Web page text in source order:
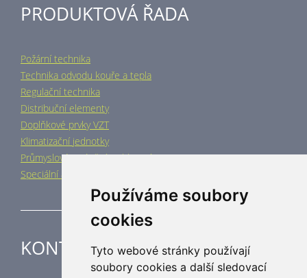
Používáme soubory
cookies
Tyto webové stránky používají
soubory cookies a další sledovací
PRODUKTOVÁ ŘADA
Požární technika
Technika odvodu kouře a tepla
Regulační technika
Distribuční elementy
Doplňkové prvky VZT
Klimatizační jednotky
Průmyslové vytápění a chlazení
Speciální aplikace
KONTAKT